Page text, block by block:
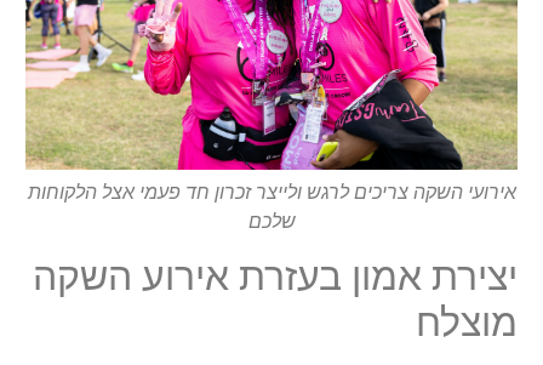
אירועי השקה צריכים לרגש ולייצר זכרון חד פעמי אצל הלקוחות
שלכם
יצירת אמון בעזרת אירוע השקה
מוצלח